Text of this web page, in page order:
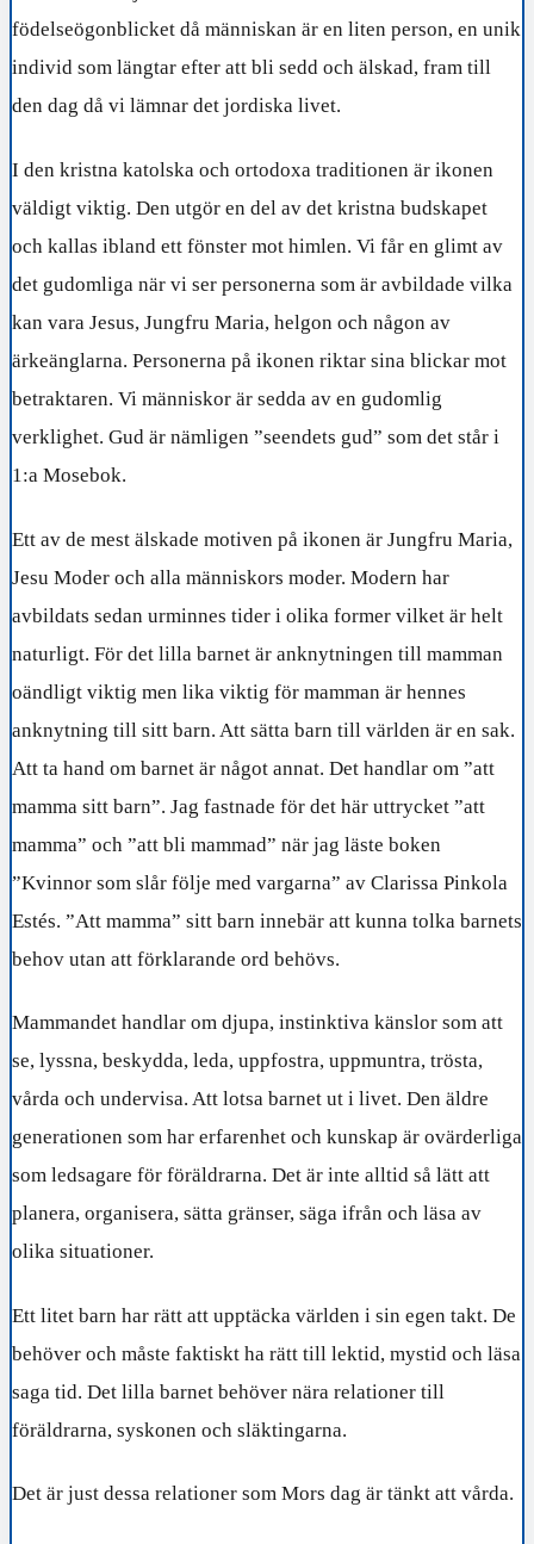
födelseögonblicket då människan är en liten person, en unik
individ som längtar efter att bli sedd och älskad, fram till
den dag då vi lämnar det jordiska livet.
I den kristna katolska och ortodoxa traditionen är ikonen
väldigt viktig. Den utgör en del av det kristna budskapet
och kallas ibland ett fönster mot himlen. Vi får en glimt av
det gudomliga när vi ser personerna som är avbildade vilka
kan vara Jesus, Jungfru Maria, helgon och någon av
ärkeänglarna. Personerna på ikonen riktar sina blickar mot
betraktaren. Vi människor är sedda av en gudomlig
verklighet. Gud är nämligen ”seendets gud” som det står i
1:a Mosebok.
Ett av de mest älskade motiven på ikonen är Jungfru Maria,
Jesu Moder och alla människors moder. Modern har
avbildats sedan urminnes tider i olika former vilket är helt
naturligt. För det lilla barnet är anknytningen till mamman
oändligt viktig men lika viktig för mamman är hennes
anknytning till sitt barn. Att sätta barn till världen är en sak.
Att ta hand om barnet är något annat. Det handlar om ”att
mamma sitt barn”. Jag fastnade för det här uttrycket ”att
mamma” och ”att bli mammad” när jag läste boken
”Kvinnor som slår följe med vargarna” av Clarissa Pinkola
Estés. ”Att mamma” sitt barn innebär att kunna tolka barnets
behov utan att förklarande ord behövs.
Mammandet handlar om djupa, instinktiva känslor som att
se, lyssna, beskydda, leda, uppfostra, uppmuntra, trösta,
vårda och undervisa. Att lotsa barnet ut i livet. Den äldre
generationen som har erfarenhet och kunskap är ovärderliga
som ledsagare för föräldrarna. Det är inte alltid så lätt att
planera, organisera, sätta gränser, säga ifrån och läsa av
olika situationer.
Ett litet barn har rätt att upptäcka världen i sin egen takt. De
behöver och måste faktiskt ha rätt till lektid, mystid och läsa
saga tid. Det lilla barnet behöver nära relationer till
föräldrarna, syskonen och släktingarna.
Det är just dessa relationer som Mors dag är tänkt att vårda.